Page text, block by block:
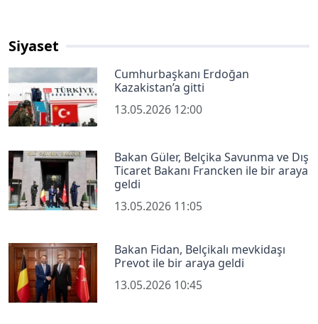
Siyaset
Cumhurbaşkanı Erdoğan
Kazakistan’a gitti
13.05.2026 12:00
Bakan Güler, Belçika Savunma ve Dış
Ticaret Bakanı Francken ile bir araya
geldi
13.05.2026 11:05
Bakan Fidan, Belçikalı mevkidaşı
Prevot ile bir araya geldi
13.05.2026 10:45